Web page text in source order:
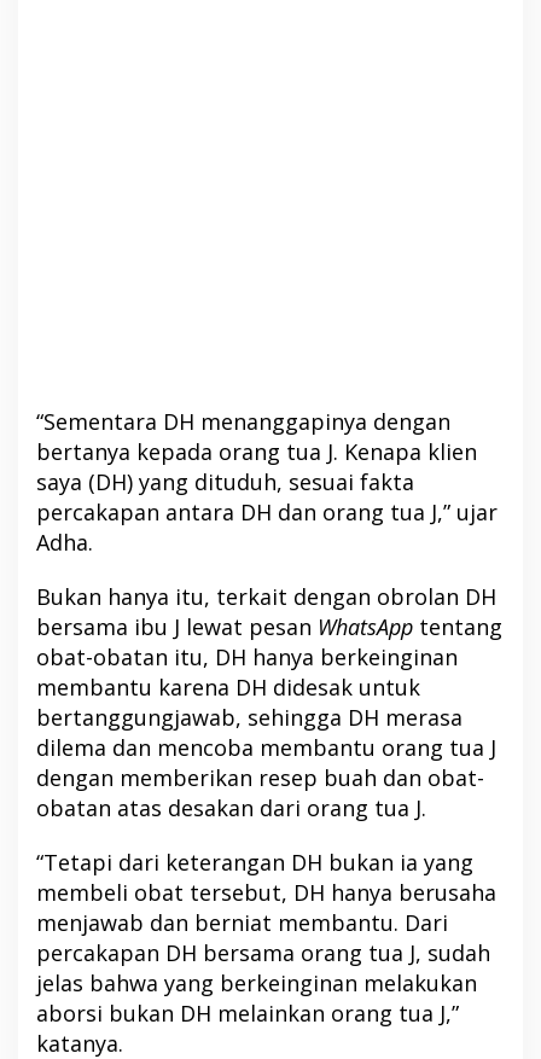
“Sementara DH menanggapinya dengan
bertanya kepada orang tua J. Kenapa klien
saya (DH) yang dituduh, sesuai fakta
percakapan antara DH dan orang tua J,” ujar
Adha.
Bukan hanya itu, terkait dengan obrolan DH
bersama ibu J lewat pesan WhatsApp tentang
obat-obatan itu, DH hanya berkeinginan
membantu karena DH didesak untuk
bertanggungjawab, sehingga DH merasa
dilema dan mencoba membantu orang tua J
dengan memberikan resep buah dan obat-
obatan atas desakan dari orang tua J.
“Tetapi dari keterangan DH bukan ia yang
membeli obat tersebut, DH hanya berusaha
menjawab dan berniat membantu. Dari
percakapan DH bersama orang tua J, sudah
jelas bahwa yang berkeinginan melakukan
aborsi bukan DH melainkan orang tua J,”
katanya.